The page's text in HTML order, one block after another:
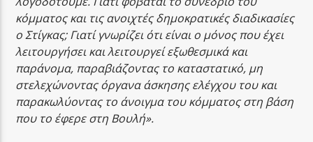
κόμματος και τις ανοιχτές δημοκρατικές διαδικασίες
ο Στίγκας; Γιατί γνωρίζει ότι είναι ο μόνος που έχει
λειτουργήσει και λειτουργεί εξωθεσμικά και
παράνομα, παραβιάζοντας το καταστατικό, μη
στελεχώνοντας όργανα άσκησης ελέγχου του και
παρακωλύοντας το άνοιγμα του κόμματος στη βάση
που το έφερε στη Βουλή».